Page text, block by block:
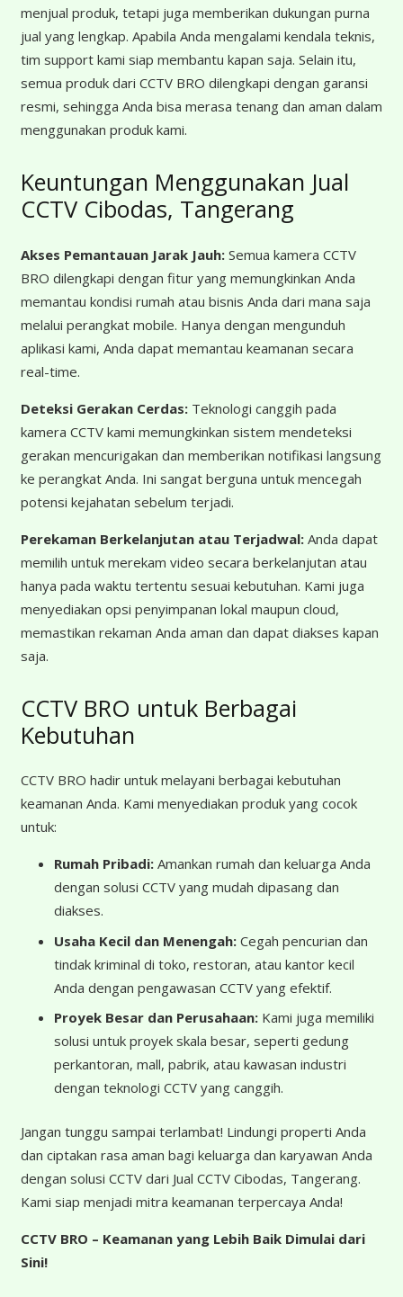
menjual produk, tetapi juga memberikan dukungan purna
jual yang lengkap. Apabila Anda mengalami kendala teknis,
tim support kami siap membantu kapan saja. Selain itu,
semua produk dari CCTV BRO dilengkapi dengan garansi
resmi, sehingga Anda bisa merasa tenang dan aman dalam
menggunakan produk kami.
Keuntungan Menggunakan Jual
CCTV Cibodas, Tangerang
Akses Pemantauan Jarak Jauh:Semua kamera CCTV
BRO dilengkapi dengan fitur yang memungkinkan Anda
memantau kondisi rumah atau bisnis Anda dari mana saja
melalui perangkat mobile. Hanya dengan mengunduh
aplikasi kami, Anda dapat memantau keamanan secara
real-time.
Deteksi Gerakan Cerdas:Teknologi canggih pada
kamera CCTV kami memungkinkan sistem mendeteksi
gerakan mencurigakan dan memberikan notifikasi langsung
ke perangkat Anda. Ini sangat berguna untuk mencegah
potensi kejahatan sebelum terjadi.
Perekaman Berkelanjutan atau Terjadwal:Anda dapat
memilih untuk merekam video secara berkelanjutan atau
hanya pada waktu tertentu sesuai kebutuhan. Kami juga
menyediakan opsi penyimpanan lokal maupun cloud,
memastikan rekaman Anda aman dan dapat diakses kapan
saja.
CCTV BRO untuk Berbagai
Kebutuhan
CCTV BRO hadir untuk melayani berbagai kebutuhan
keamanan Anda. Kami menyediakan produk yang cocok
untuk:
Rumah Pribadi: Amankan rumah dan keluarga Anda
dengan solusi CCTV yang mudah dipasang dan
diakses.
Usaha Kecil dan Menengah: Cegah pencurian dan
tindak kriminal di toko, restoran, atau kantor kecil
Anda dengan pengawasan CCTV yang efektif.
Proyek Besar dan Perusahaan: Kami juga memiliki
solusi untuk proyek skala besar, seperti gedung
perkantoran, mall, pabrik, atau kawasan industri
dengan teknologi CCTV yang canggih.
Jangan tunggu sampai terlambat! Lindungi properti Anda
dan ciptakan rasa aman bagi keluarga dan karyawan Anda
dengan solusi CCTV dari Jual CCTV Cibodas, Tangerang.
Kami siap menjadi mitra keamanan terpercaya Anda!
CCTV BRO – Keamanan yang Lebih Baik Dimulai dari
Sini!